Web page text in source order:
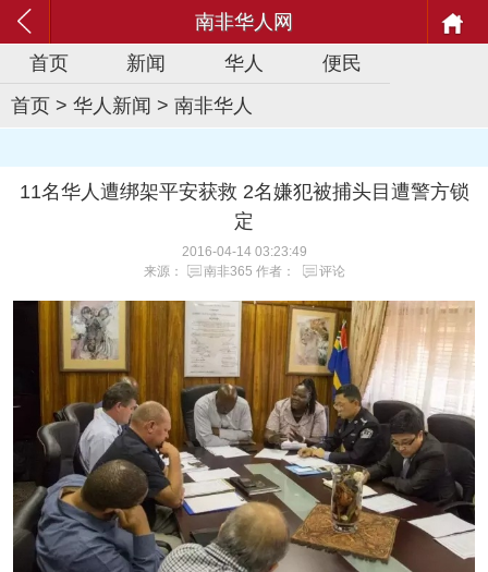
南非华人网
首页
新闻 华人
便民
首页 > 华人新闻 > 南非华人
11名华人遭绑架平安获救 2名嫌犯被捕头目遭警方锁
定
2016-04-14 03:23:49
来源：
南非365 作者： 评论